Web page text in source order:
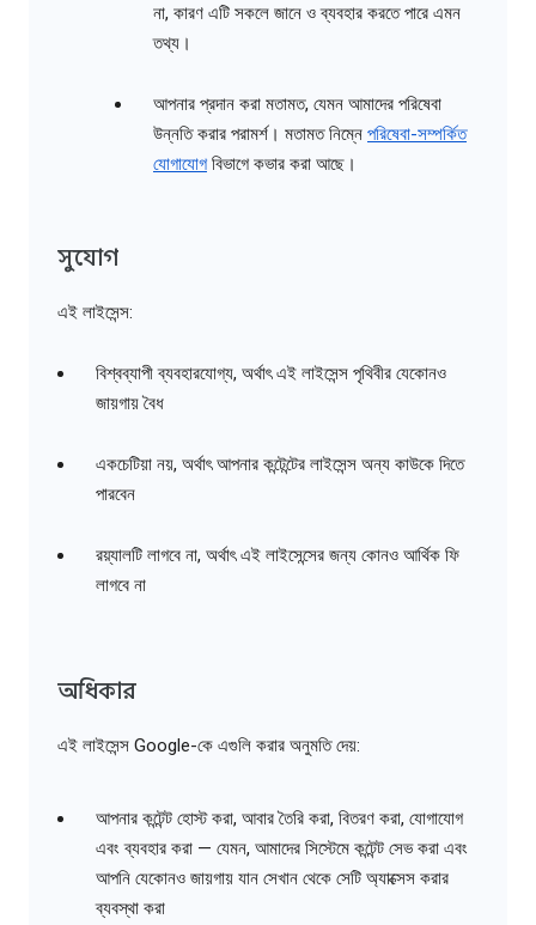
না, কারণ এটি সকলে জানে ও ব্যবহার করতে পারে এমন
তথ্য।
আপনার প্রদান করা মতামত, যেমন আমাদের পরিষেবা
উন্নতি করার পরামর্শ। মতামত নিম্নে পরিষেবা-সম্পর্কিত
যোগাযোগ বিভাগে কভার করা আছে।
সুযোগ
এই লাইসেন্স:
বিশ্বব্যাপী ব্যবহারযোগ্য, অর্থাৎ এই লাইসেন্স পৃথিবীর যেকোনও
জায়গায় বৈধ
একচেটিয়া নয়, অর্থাৎ আপনার কন্টেন্টের লাইসেন্স অন্য কাউকে দিতে
পারবেন
রয়্যালটি লাগবে না, অর্থাৎ এই লাইসেন্সের জন্য কোনও আর্থিক ফি
লাগবে না
অধিকার
এই লাইসেন্স Google-কে এগুলি করার অনুমতি দেয়:
আপনার কন্টেন্ট হোস্ট করা, আবার তৈরি করা, বিতরণ করা, যোগাযোগ
এবং ব্যবহার করা — যেমন, আমাদের সিস্টেমে কন্টেন্ট সেভ করা এবং
আপনি যেকোনও জায়গায় যান সেখান থেকে সেটি অ্যাক্সেস করার
ব্যবস্থা করা